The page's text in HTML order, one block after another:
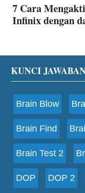
7 Cara
Infinix dengan
Footer
KUNCI
Brain Blow
Brain Find
Brain Test 2
DOP DOP 2